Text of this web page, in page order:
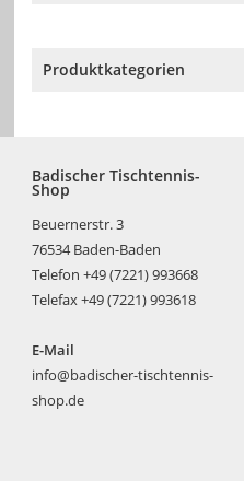
Produktkategorien
Badischer Tischtennis-
Shop
Beuernerstr. 3
76534 Baden-Baden
Telefon +49 (7221) 993668
Telefax +49 (7221) 993618
E-Mail
info@badischer-tischtennis-
shop.de